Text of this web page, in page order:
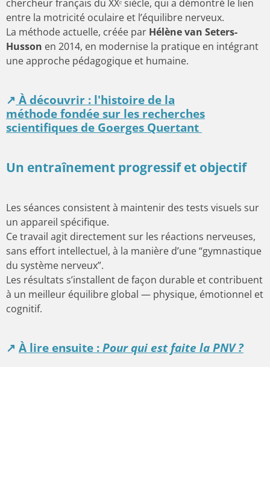
chercheur français du XXᵉ siècle, qui a démontré le lien
entre la motricité oculaire et l’équilibre nerveux.
La méthode actuelle, créée par Hélène van Seters-
Husson en 2014, en modernise la pratique en intégrant
une approche pédagogique et humaine.
↗ À découvrir : l'histoire de la
méthodefondée sur les recherches
scientifiques de Goerges Quertant
Un entraînement progressif et objectif
Les séances consistent à maintenir des tests visuels sur
un appareil spécifique.
Ce travail agit directement sur les réactions nerveuses,
sans effort intellectuel, à la manière d’une “gymnastique
du système nerveux”.
Les résultats s’installent de façon durable et contribuent
à un meilleur équilibre global — physique, émotionnel et
cognitif.
↗ À lire ensuite :Pour qui est faite la PNV ?